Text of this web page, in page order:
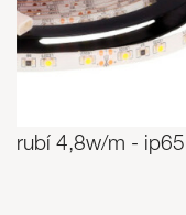
rubí 4,8w/m - ip65